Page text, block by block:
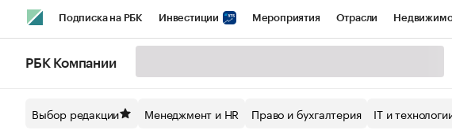
Подписка на РБК Инвестиции Мероприятия Отрасли
Спецпроекты СПб Конференции СПб Спецпроекты
РБК Компании
Выбор редакции Менеджмент и HR Право и бухгалтерия IT и